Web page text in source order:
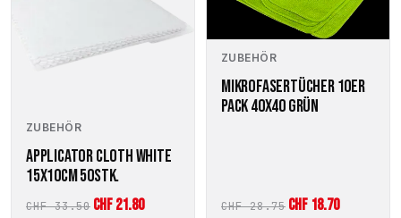
ZUBEHÖR
APPLICATOR CLOTH WHITE
15X10CM 50STK.
CHF33.50 Ursprünglicher
CHF21.80Aktueller
ZUBEHÖR
MIKROFASERTÜCHER 10ER
PACK 40X40 GRÜN
CHF28.75 Ursprünglicher
CHF 18.70Aktueller